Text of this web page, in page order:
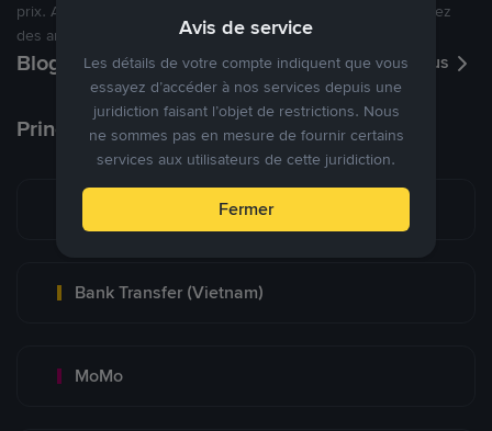
prix. Achetez ou vendez à partir des offres existantes, ou créez
des annonces commerciales pour fixer vos propres prix.
Blog P2P Voir plus
Principaux modes de paiement
Bank Transfer (Vietnam)
MoMo
Avis de service
Les détails de votre compte indiquent que vous
essayez d’accéder à nos services depuis une
juridiction faisant l’objet de restrictions. Nous
ne sommes pas en mesure de fournir certains
services aux utilisateurs de cette juridiction.
Fermer